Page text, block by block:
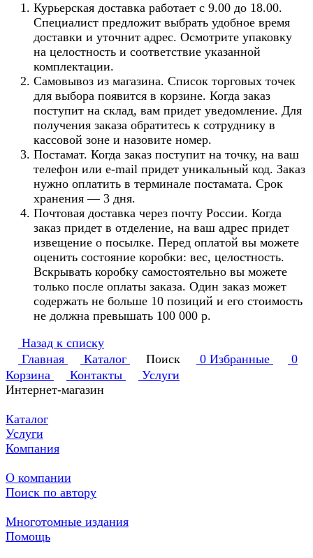
Курьерская доставка работает с 9.00 до 18.00.
Специалист предложит выбрать удобное время
доставки и уточнит адрес. Осмотрите упаковку
на целостность и соответствие указанной
комплектации.
Самовывоз из магазина. Список торговых точек
для выбора появится в корзине. Когда заказ
поступит на склад, вам придет уведомление. Для
получения заказа обратитесь к сотруднику в
кассовой зоне и назовите номер.
Постамат. Когда заказ поступит на точку, на ваш
телефон или e-mail придет уникальный код. Заказ
нужно оплатить в терминале постамата. Срок
хранения — 3 дня.
Почтовая доставка через почту России. Когда
заказ придет в отделение, на ваш адрес придет
извещение о посылке. Перед оплатой вы можете
оценить состояние коробки: вес, целостность.
Вскрывать коробку самостоятельно вы можете
только после оплаты заказа. Один заказ может
содержать не больше 10 позиций и его стоимость
не должна превышать 100 000 р.
Назад к списку
Главная
Каталог Поиск 0 Избранные
0
Корзина
Контакты
Услуги
Интернет-магазин
Каталог
Услуги
Компания
О компании
Поиск по автору
Многотомные издания
Помощь